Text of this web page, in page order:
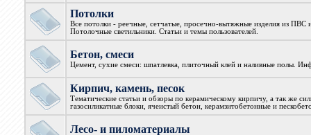
Потолки
Все потолки - реечные, сетчатые, просечно-вытяжные изделия из ПВС
Потолочные светильники. Статьи и темы пользователей.
Бетон, смеси
Цемент, сухие смеси: шпатлевка, плиточный клей и наливные полы.
Кирпич, камень, песок
Тематические статьи и обзоры по керамическому кирпичу, а так же
газосиликатные блоки, ячеистый бетон, керамзитобетонные и
Лесо- и пиломатериалы